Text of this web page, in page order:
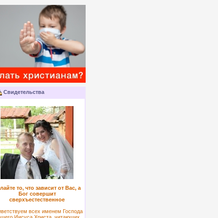
Свидетельства
то, что зависит от Вас, а
Бог совершит
сверхъестественное
всех именем Господа